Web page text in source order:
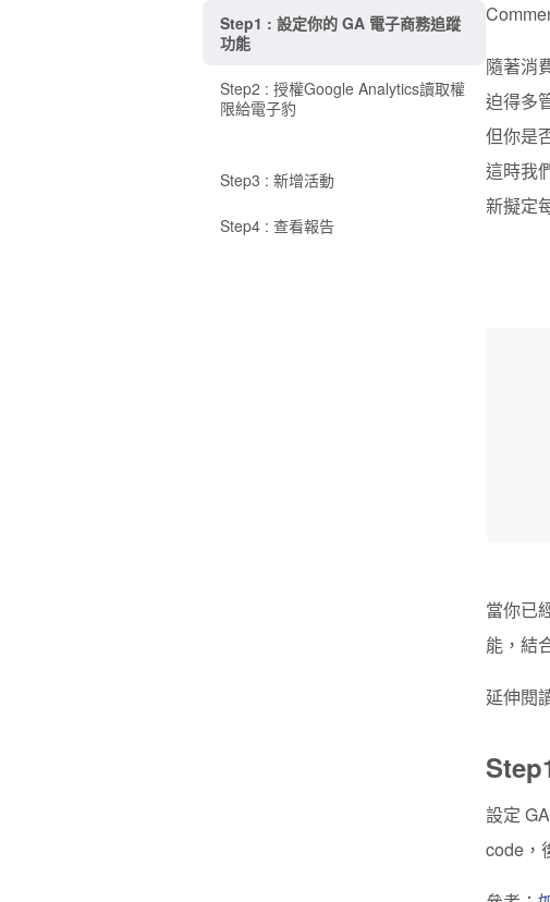
Step1 : 設定你的 GA 電子商務追蹤
功能
Step2 : 授權Google Analytics讀取權
限給電子豹
Step3 : 新增活動
Step4 : 查看報告
隨著消
迫得多
但你是
這時我
新擬定
當你已
能，結
延伸閱
設定
code，